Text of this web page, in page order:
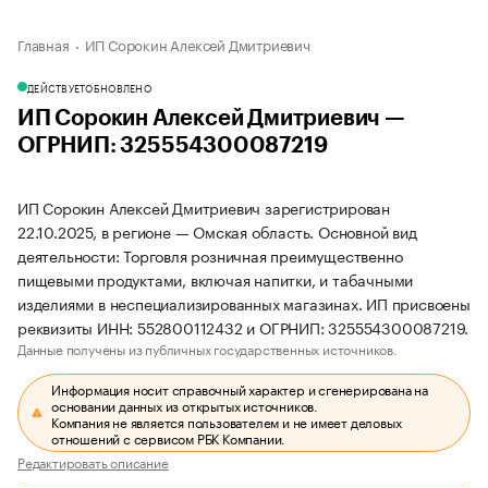
Главная ИП Сорокин Алексей Дмитриевич
ДЕЙСТВУЕТОБНОВЛЕНО
ИП Сорокин Алексей Дмитриевич —
ОГРНИП: 325554300087219
ИП Сорокин Алексей Дмитриевич зарегистрирован
22.10.2025, в регионе — Омская область. Основной вид
деятельности: Торговля розничная преимущественно
пищевыми продуктами, включая напитки, и табачными
изделиями в неспециализированных магазинах. ИП присвоены
реквизиты ИНН: 552800112432 и ОГРНИП: 325554300087219.
Данные получены из публичных государственных источников.
Информация носит справочный характер и сгенерирована на
основании данных из открытых источников.
Компания не является пользователем и не имеет деловых
отношений с сервисом РБК Компании.
Редактировать описание